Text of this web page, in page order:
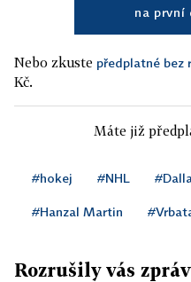
na první
Nebo zkuste předplatné bez
Kč.
Máte již
#hokej #NHL
#Hanzal Martin
Rozrušily vás